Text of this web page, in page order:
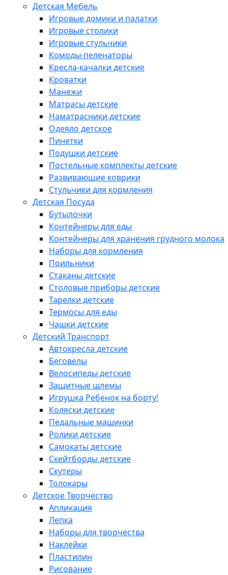
Детская Мебель
Игровые домики и палатки
Игровые столики
Игровые стульчики
Комоды-пеленаторы
Кресла-качалки детские
Кроватки
Манежи
Матрасы детские
Наматрасники детские
Одеяло детское
Пинетки
Подушки детские
Постельные комплекты детские
Развивающие коврики
Стульчики для кормления
Детская Посуда
Бутылочки
Контейнеры для еды
Контейнеры для хранения грудного молока
Наборы для кормления
Поильники
Стаканы детские
Столовые приборы детские
Тарелки детские
Термосы для еды
Чашки детские
Детский Транспорт
Автокресла детские
Беговелы
Велосипеды детские
Защитные шлемы
Игрушка Ребенок на борту!
Коляски детские
Педальные машинки
Ролики детские
Самокаты детские
Скейтборды детские
Скутеры
Толокары
Детское Творчество
Апликация
Лепка
Наборы для творчества
Наклейки
Пластилин
Рисование